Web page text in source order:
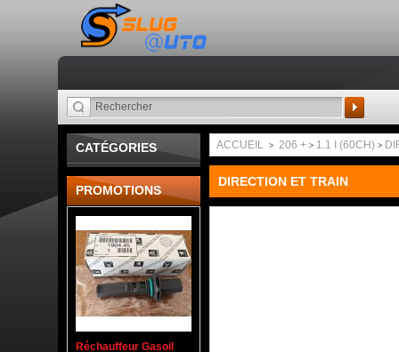
CATÉGORIES
PROMOTIONS
Réchauffeur Gasoil
ACCUEIL > 206 + > 1.1 I (60CH) >
DIRECTION ET TRAIN